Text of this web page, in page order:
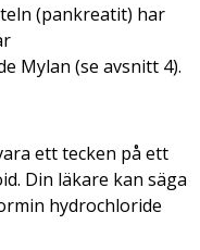
(pankreatit) har
Mylan (se avsnitt 4).
ett tecken på ett
Din läkare kan säga
hydrochloride